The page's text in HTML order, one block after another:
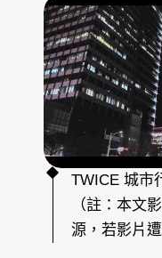
W
I
C
E
城
市
行
銷
—
「
O
N
C
T
Y
M
A
TWICE 城市
（註：本文
源，若影片